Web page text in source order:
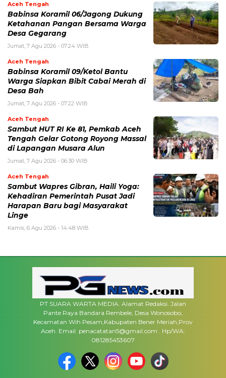
Aceh Tengah
‎Babinsa Koramil 06/Jagong Dukung
Ketahanan Pangan Bersama Warga
Desa Gegarang
Jumat, 7 Agu 2026 - 07:24 WIB
Aceh Tengah
‎Babinsa Koramil 09/Ketol Bantu
Warga Siapkan Bibit Cabai Merah di
Desa Bah
Jumat, 7 Agu 2026 - 07:22 WIB
Aceh Tengah
Sambut HUT RI Ke 81, Pemkab Aceh
Tengah Gelar Gotong Royong Massal
di Lapangan Musara Alun
Jumat, 7 Agu 2026 - 06:30 WIB
Aceh Tengah
‎Sambut Wapres Gibran, Haili Yoga:
Kehadiran Pemerintah Pusat Jadi
Harapan Baru bagi Masyarakat
Linge
Kamis, 6 Agu 2026 - 14:48 WIB
PT SUARA WARTA MEDIA. Alamat Redaksi. Jalan
Pante Raya Bandara Rembele, Desa Wonosobo,
Kecamatan Wih Pesam,Kabupaten Bener Meriah,Prov
Aceh. Email. penacatatan5@gmail.com . Hp/WA:
081285453607